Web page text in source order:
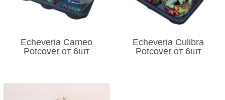
Echeveria Cameo
Potcover от 6шт
Echeveria Culibra
Potcover от 6шт